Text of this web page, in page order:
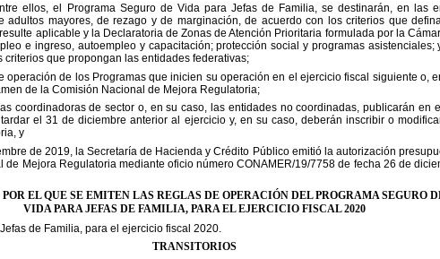
ellos, el Programa Seguro de Vida para Jefas de Familia, se destinarán, en las
adultos mayores, de rezago y de marginación, de acuerdo con los criterios que
aplicable y la Declaratoria de Zonas de Atención Prioritaria formulada por la
e ingreso, autoempleo y capacitación; protección social y programas asistenciales;
que propongan las entidades federativas;
operación de los Programas que inicien su operación en el ejercicio fiscal siguiente o,
de la Comisión Nacional de Mejora Regulatoria;
coordinadoras de sector o, en su caso, las entidades no coordinadas, publicarán en
tardar el 31 de diciembre anterior al ejercicio y, en su caso, deberán inscribir o
y
de 2019, la Secretaría de Hacienda y Crédito Público emitió la autorización
de Mejora Regulatoria mediante oficio número CONAMER/19/7758 de fecha 26 de
EL QUE SE EMITEN LAS REGLAS DE OPERACIÓN DEL PROGRAMA SEGURO
VIDA PARA JEFAS DE FAMILIA, PARA EL EJERCICIO FISCAL 2020
de Familia, para el ejercicio fiscal 2020.
TRANSITORIOS